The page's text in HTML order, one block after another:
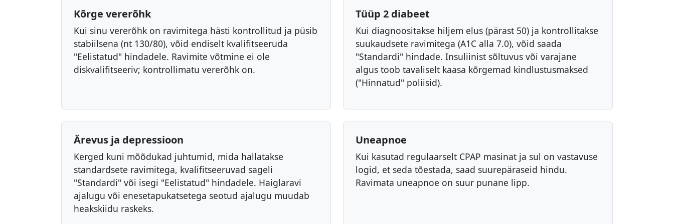
Kõrge vererõhk
Kui sinu vererõhk on ravimitega hästi kontrollitud ja püsib
stabiilsena (nt 130/80), võid endiselt kvalifitseeruda
"Eelistatud" hindadele. Ravimite võtmine ei ole
diskvalifitseeriv; kontrollimatu vererõhk on.
Tüüp 2 diabeet
Kui diagnoositakse hiljem elus (pärast 50) ja kontrollitakse
suukaudsete ravimitega (A1C alla 7.0), võid saada
"Standardi" hindade. Insuliinist sõltuvus või varajane
algus toob tavaliselt kaasa kõrgemad kindlustusmaksed
("Hinnatud" poliisid).
Ärevus ja depressioon
Kerged kuni mõõdukad juhtumid, mida hallatakse
standardsete ravimitega, kvalifitseeruvad sageli
"Standardi" või isegi "Eelistatud" hindadele. Haiglaravi
ajalugu või enesetapukatsetega seotud ajalugu muudab
heakskiidu raskeks.
Uneapnoe
Kui kasutad regulaarselt CPAP masinat ja sul on vastavuse
logid, et seda tõestada, saad suurepäraseid hindu.
Ravimata uneapnoe on suur punane lipp.